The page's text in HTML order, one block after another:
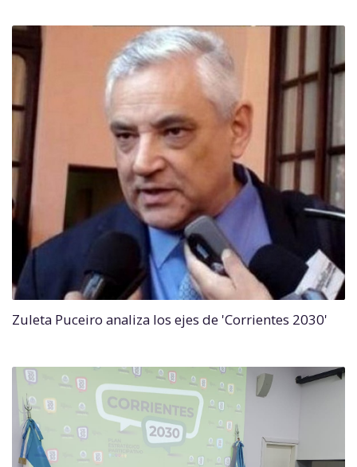
Zuleta Puceiro analiza los ejes de 'Corrientes 2030'